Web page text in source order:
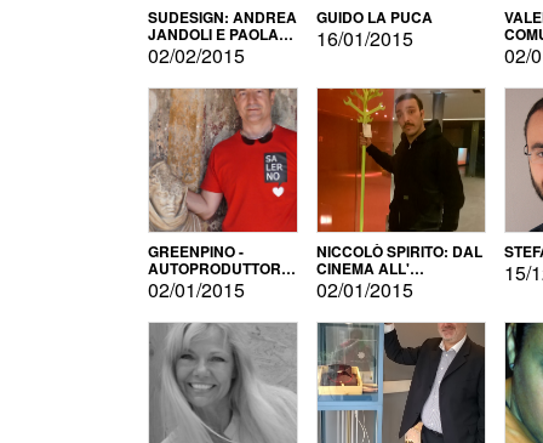
SUDESIGN: ANDREA
JANDOLI E PAOLA
PISAPIA
02/02/2015
GUIDO LA PUCA
16/01/2015
02/
GREENPINO -
AUTOPRODUTTORE
PER AMORE
02/01/2015
NICCOLÒ SPIRITO: DAL
CINEMA ALL'
AUTOPRODUZIONE
02/01/2015
15/